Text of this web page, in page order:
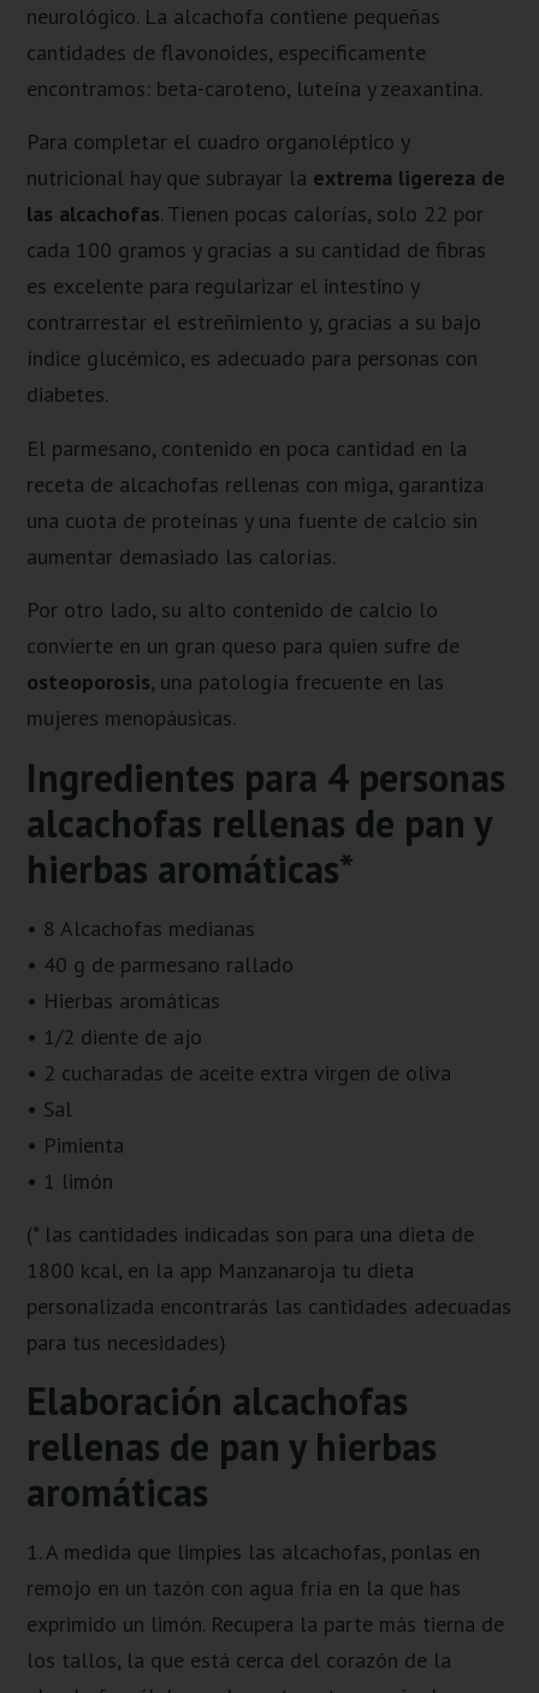
neurológico. La alcachofa contiene pequeñas
cantidades de flavonoides, específicamente
encontramos: beta-caroteno, luteína y zeaxantina.
Para completar el cuadro organoléptico y
nutricional hay que subrayar la extrema ligereza de
las alcachofas. Tienen pocas calorías, solo 22 por
cada 100 gramos y gracias a su cantidad de fibras
es excelente para regularizar el intestino y
contrarrestar el estreñimiento y, gracias a su bajo
índice glucémico, es adecuado para personas con
diabetes.
El parmesano, contenido en poca cantidad en la
receta de alcachofas rellenas con miga, garantiza
una cuota de proteínas y una fuente de calcio sin
aumentar demasiado las calorías.
Por otro lado, su alto contenido de calcio lo
convierte en un gran queso para quien sufre de
osteoporosis, una patología frecuente en las
mujeres menopáusicas.
Ingredientes para 4 personas
alcachofas rellenas de pan y
hierbas aromáticas*
• 8 Alcachofas medianas
• 40 g de parmesano rallado
• Hierbas aromáticas
• 1/2 diente de ajo
• 2 cucharadas de aceite extra virgen de oliva
• Sal
• Pimienta
• 1 limón
(* las cantidades indicadas son para una dieta de
1800 kcal, en la app Manzanaroja tu dieta
personalizada encontrarás las cantidades adecuadas
para tus necesidades)
Elaboración alcachofas
rellenas de pan y hierbas
aromáticas
1. A medida que limpies las alcachofas, ponlas en
remojo en un tazón con agua fría en la que has
exprimido un limón. Recupera la parte más tierna de
los tallos, la que está cerca del corazón de la